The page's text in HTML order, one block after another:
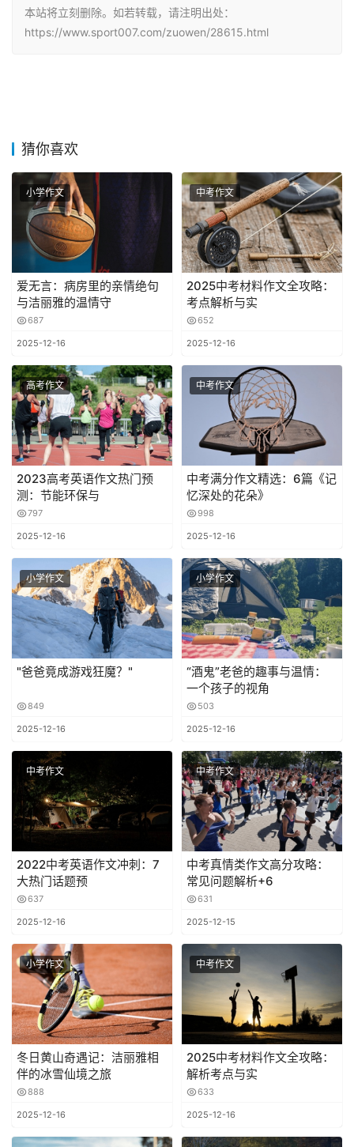
本站将立刻删除。如若转载，请注明出处：
https://www.sport007.com/zuowen/28615.html
猜你喜欢
小学作文
爱无言：病房里的亲情绝句
与洁丽雅的温情守
687
2025-12-16
中考作文
2025中考材料作文全攻略：
考点解析与实
652
2025-12-16
高考作文
2023高考英语作文热门预
测：节能环保与
797
2025-12-16
中考作文
中考满分作文精选：6篇《记
忆深处的花朵》
998
2025-12-16
小学作文
"爸爸竟成游戏狂魔？"
849
2025-12-16
小学作文
“酒鬼”老爸的趣事与温情：
一个孩子的视角
503
2025-12-16
中考作文
2022中考英语作文冲刺：7
大热门话题预
637
2025-12-16
中考作文
中考真情类作文高分攻略：
常见问题解析+6
631
2025-12-15
小学作文
冬日黄山奇遇记：洁丽雅相
伴的冰雪仙境之旅
888
2025-12-16
中考作文
2025中考材料作文全攻略：
解析考点与实
633
2025-12-16